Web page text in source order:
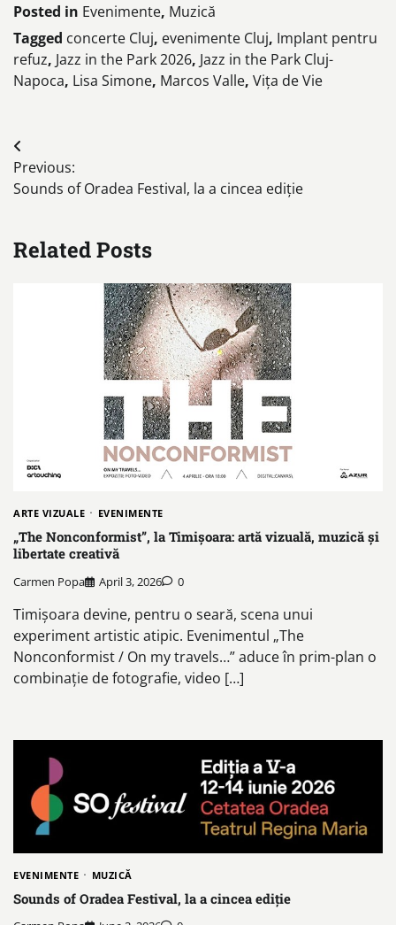
Posted in Evenimente, Muzică
Tagged concerte Cluj, evenimente Cluj, Implant pentru
refuz, Jazz in the Park 2026, Jazz in the Park Cluj-
Napoca, Lisa Simone, Marcos Valle, Vița de Vie
Post
navigation
Previous:
Sounds of Oradea Festival, la a cincea ediție
Related Posts
ARTE VIZUALE EVENIMENTE
„The Nonconformist”, la Timișoara: artă vizuală, muzică și
libertate creativă
Carmen Popa April 3, 2026 0
Timișoara devine, pentru o seară, scena unui
experiment artistic atipic. Evenimentul „The
Nonconformist / On my travels…” aduce în prim-plan o
combinație de fotografie, video […]
EVENIMENTE MUZICĂ
Sounds of Oradea Festival, la a cincea ediție